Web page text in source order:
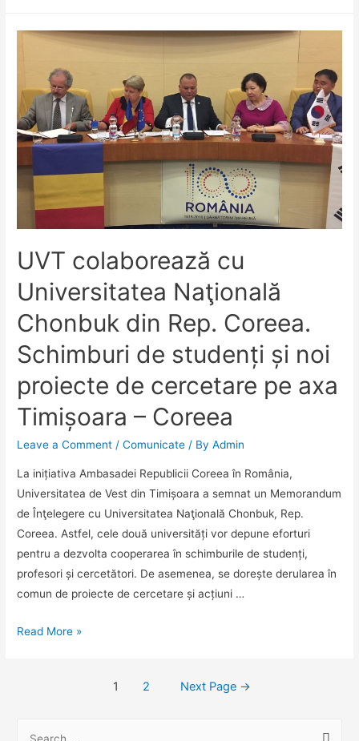
Rankings:
alte
trei
universități
din
Universitaria
în
top
UVT colaborează cu
Universitatea Naţională
Chonbuk din Rep. Coreea.
Schimburi de studenți și noi
proiecte de cercetare pe axa
Timișoara – Coreea
Leave a Comment /Comunicate / ByAdmin
La inițiativa Ambasadei Republicii Coreea în România,
Universitatea de Vest din Timișoara a semnat un Memorandum
de Înţelegere cu Universitatea Naţională Chonbuk, Rep.
Coreea. Astfel, cele două universități vor depune eforturi
pentru a dezvolta cooperarea în schimburile de studenți,
profesori și cercetători. De asemenea, se dorește derularea în
comun de proiecte de cercetare și acțiuni …
UVT
Read More »
1 2 Next Page →